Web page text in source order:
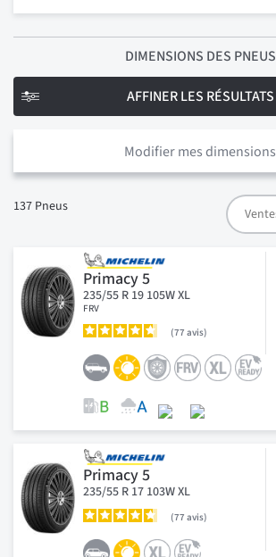
DIMENSIONS DES PNEUS
Modifier mes dimensions
137 Pneus
Primacy 5
235/55 R 19 105W XL
FRV
77 avis
Primacy 5
235/55 R 17 103W XL
77 avis
AFFINER LES RÉSULTATS